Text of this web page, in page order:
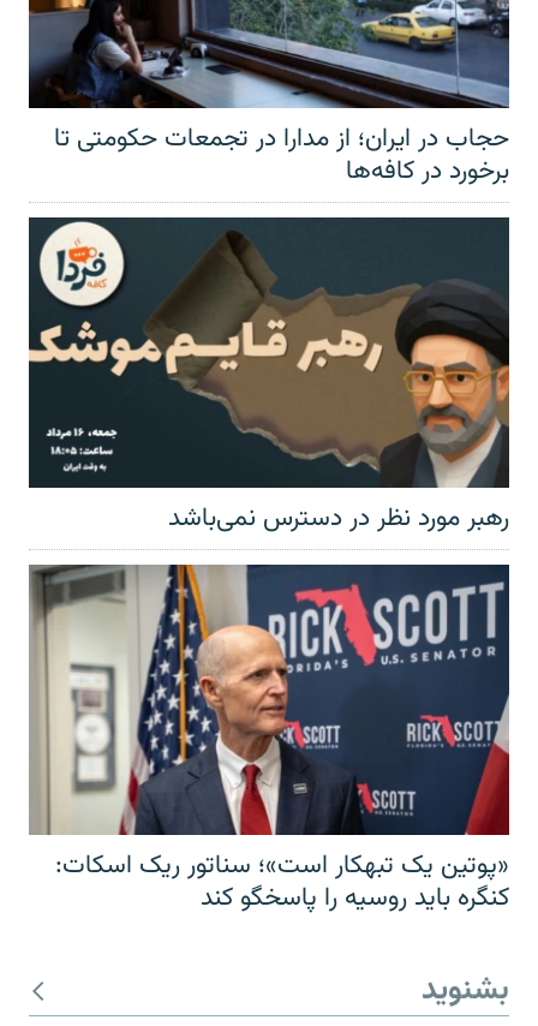
حجاب در ایران؛ از مدارا در تجمعات حکومتی تا
برخورد در کافه‌ها
رهبر مورد نظر در دسترس نمی‌باشد
«پوتین یک تبهکار است»؛ سناتور ریک اسکات:
کنگره باید روسیه را پاسخگو کند
بشنوید